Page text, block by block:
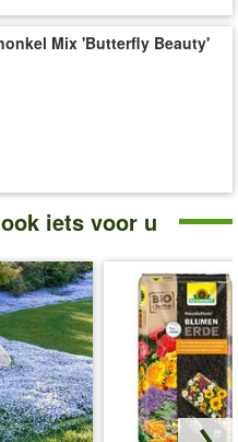
Mix 'Butterfly Beauty'
iets voor u